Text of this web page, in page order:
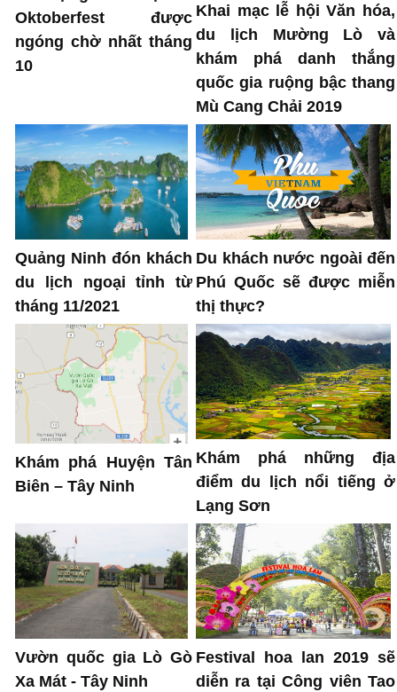
Oktoberfest được
ngóng chờ nhất tháng
10
Khai mạc lễ hội Văn hóa,
du lịch Mường Lò và
khám phá danh thắng
quốc gia ruộng bậc thang
Mù Cang Chải 2019
Quảng Ninh đón khách
du lịch ngoại tỉnh từ
tháng 11/2021
Du khách nước ngoài đến
Phú Quốc sẽ được miễn
thị thực?
Khám phá Huyện Tân
Biên – Tây Ninh
Khám phá những địa
điểm du lịch nổi tiếng ở
Lạng Sơn
Vườn quốc gia Lò Gò
Xa Mát - Tây Ninh
Festival hoa lan 2019 sẽ
diễn ra tại Công viên Tao